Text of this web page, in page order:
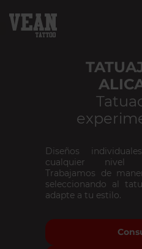
Diseños
cualquier nivel
Trabajamos de
seleccionando al
adapte a tu estilo.